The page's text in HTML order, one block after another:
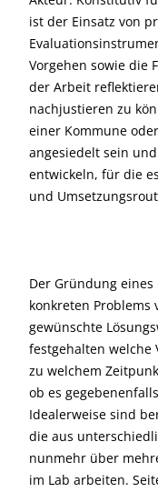
ist der Einsatz von
Vorgehen sowie die
der Arbeit
nachjustieren zu
einer Kommune
angesiedelt sein
entwickeln, für die
und
Der Gründung
konkreten
gewünschte
festgehalten welche
zu welchem
ob es
Idealerweise sind
die aus
nunmehr über
im Lab arbeiten.